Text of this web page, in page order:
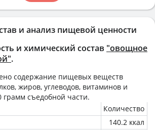
и анализ пищевой ценности
и химический состав "овощное
.
содержание пищевых веществ
жиров, углеводов, витаминов и
грамм съедобной части.
Количество
140.2 ккал